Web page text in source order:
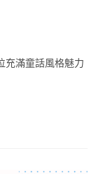
充滿童話風格魅力